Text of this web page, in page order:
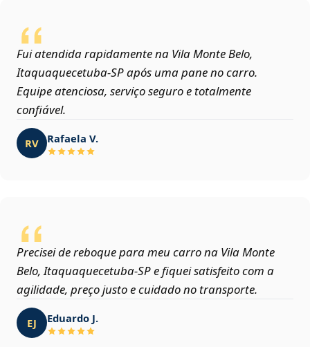
Fui atendida rapidamente na Vila Monte Belo,
Itaquaquecetuba‑SP após uma pane no carro.
Equipe atenciosa, serviço seguro e totalmente
confiável.
RV Rafaela V.
Precisei de reboque para meu carro na Vila Monte
Belo, Itaquaquecetuba‑SP e fiquei satisfeito com a
agilidade, preço justo e cuidado no transporte.
EJ Eduardo J.